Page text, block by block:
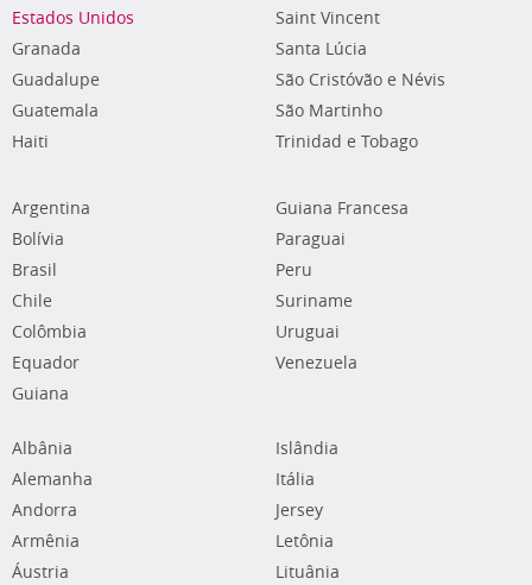
Estados Unidos
Granada
Guadalupe
Guatemala
Haiti
Saint Vincent
Santa Lúcia
São Cristóvão e Névis
São Martinho
Trinidad e Tobago
Argentina
Bolívia
Brasil
Chile
Colômbia
Equador
Guiana
Guiana Francesa
Paraguai
Peru
Suriname
Uruguai
Venezuela
Albânia
Alemanha
Andorra
Armênia
Áustria
Islândia
Itália
Jersey
Letônia
Lituânia